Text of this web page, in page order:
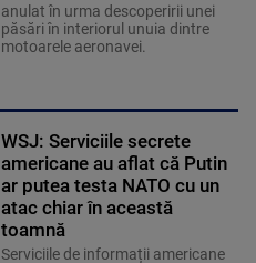
anulat în urma descoperirii unei
păsări în interiorul unuia dintre
motoarele aeronavei.
WSJ: Serviciile secrete
americane au aflat că Putin
ar putea testa NATO cu un
atac chiar în această
toamnă
Serviciile de informații americane